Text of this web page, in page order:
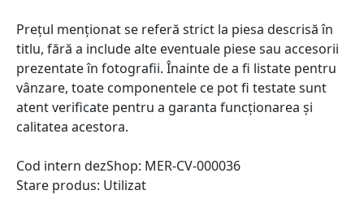
Prețul menționat se referă strict la piesa descrisă în
titlu, fără a include alte eventuale piese sau accesorii
prezentate în fotografii. Înainte de a fi listate pentru
vânzare, toate componentele ce pot fi testate sunt
atent verificate pentru a garanta funcționarea și
calitatea acestora.
Cod intern dezShop: MER-CV-000036
Stare produs: Utilizat